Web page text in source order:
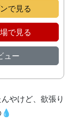
で見る
で見る
ュー
やけど、欲張り